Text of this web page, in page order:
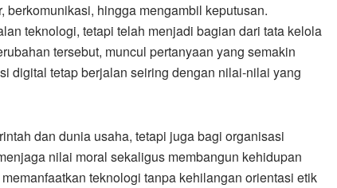
hingga mengambil keputusan.
teknologi, tetapi telah menjadi bagian dari tata kelola
tersebut, muncul pertanyaan yang semakin
digital tetap berjalan seiring dengan nilai-nilai yang
dan dunia usaha, tetapi juga bagi organisasi
nilai moral sekaligus membangun kehidupan
teknologi tanpa kehilangan orientasi etik